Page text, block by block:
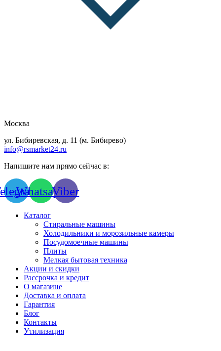
Москва
ул. Бибиревская, д. 11 (м. Бибирево)
info@rsmarket24.ru
Напишите нам прямо сейчас в:
WhatsappViber
Каталог
Стиральные машины
Холодильники и морозильные камеры
Посудомоечные машины
Плиты
Мелкая бытовая техника
Акции и скидки
Рассрочка и кредит
О магазине
Доставка и оплата
Гарантия
Блог
Контакты
Утилизация